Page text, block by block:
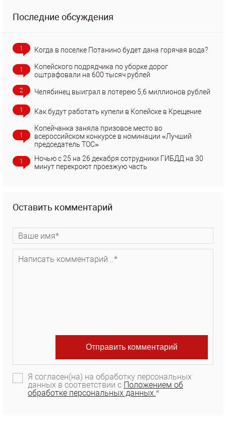
Последние обсуждения
1 Когда в поселке Потанино будет дана горячая вода?
1
Копейского подрядчика по уборке дорог
оштрафовали на 600 тысяч рублей
2 Челябинец выиграл в лотерею 5,6 миллионов рублей
1 Как будут работать купели в Копейске в Крещение
1
Копейчанка заняла призовое место во
всероссийском конкурсе в номинации «Лучший
председатель ТОС»
1
Ночью с 25 на 26 декабря сотрудники ГИБДД на 30
минут перекроют проезжую часть
Оставить комментарий
Я согласен(на) на обработку персональных
данных в соответствии с Положением об
обработке персональных данных.*